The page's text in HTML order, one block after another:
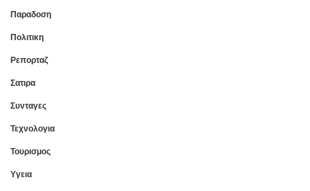
Παραδοση
Πολιτικη
Ρεπορταζ
Σατιρα
Συνταγες
Τεχνολογια
Τουρισμος
Υγεια